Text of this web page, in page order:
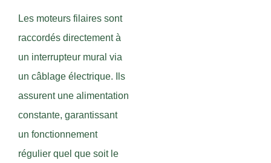
Les moteurs filaires sont
raccordés directement à
un interrupteur mural via
un câblage électrique. Ils
assurent une alimentation
constante, garantissant
un fonctionnement
régulier quel que soit le